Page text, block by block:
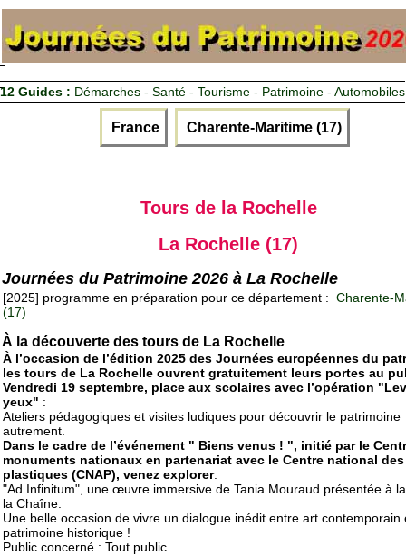
12 Guides : Démarches - Santé - Tourisme - Patrimoine - Automobiles
France Charente-Maritime (17)
Tours de la Rochelle
La Rochelle (17)
Journées du Patrimoine 2026 à La Rochelle
[2025] programme en préparation pour ce département : Charente-
(17)
À la découverte des tours de La Rochelle
À l’occasion de l’édition 2025 des Journées européennes du
les tours de La Rochelle ouvrent gratuitement leurs portes au
Vendredi 19 septembre, place aux scolaires avec l’opération
yeux" :
Ateliers pédagogiques et visites ludiques pour découvrir le patrimoine
autrement.
Dans le cadre de l’événement " Biens venus ! ", initié par le
monuments nationaux en partenariat avec le Centre national
plastiques (CNAP), venez explorer:
"Ad Infinitum", une œuvre immersive de Tania Mouraud présentée à
la Chaîne.
Une belle occasion de vivre un dialogue inédit entre art contemporain
patrimoine historique !
Public concerné : Tout public